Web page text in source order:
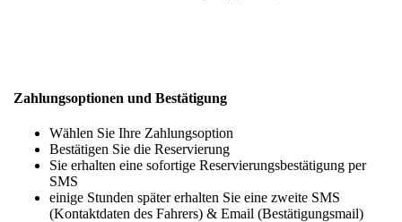
Zahlungsoptionen und Bestätigung
Wählen Sie Ihre Zahlungsoption
Bestätigen Sie die Reservierung
Sie erhalten eine sofortige Reservierungsbestätigung per
SMS
einige Stunden später erhalten Sie eine zweite SMS
(Kontaktdaten des Fahrers) & Email (Bestätigungsmail)